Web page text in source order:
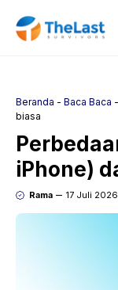
Beranda - Baca Baca -
biasa
iPhone)
Rama 17 Juli 2026